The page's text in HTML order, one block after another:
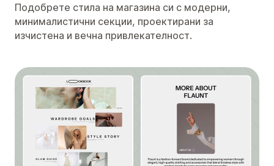
Подобрете стила на магазина си с модерни,
минималистични секции, проектирани за
изчистена и вечна привлекателност.